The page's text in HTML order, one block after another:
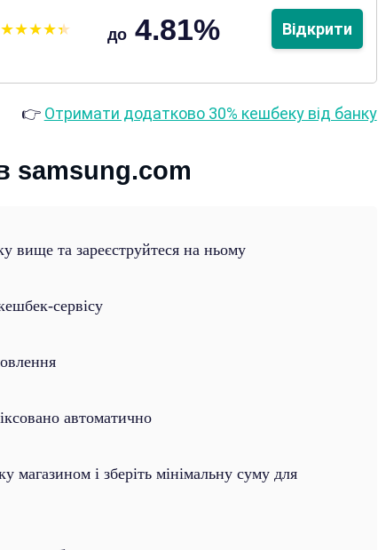
до4.81% Відкрити
👉 Отримати додатково 30% кешбеку від банку
samsung.com
вище та зареєструйтеся на ньому
сервісу
автоматично
магазином і зберіть мінімальну суму для